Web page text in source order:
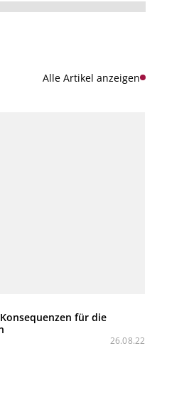
Alle Artikel anzeigen
für die
26.08.22